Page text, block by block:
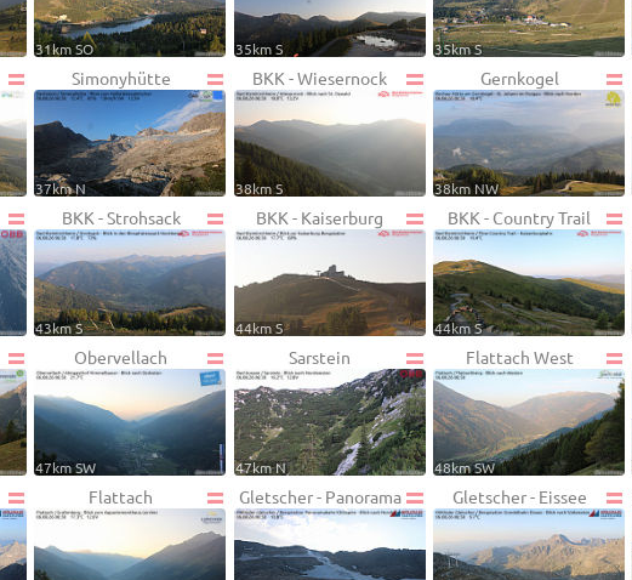
31km SO 35km S 35km S
Simonyhütte
37km N
BKK - Wiesernock
38km S
Gernkogel
38km NW
BKK - Strohsack
43km S
BKK - Kaiserburg
44km S
BKK - Country Trail
44km S
Obervellach
47km SW
Sarstein
47km N
Flattach West
48km SW
Flattach Gletscher - Panorama Gletscher - Eissee